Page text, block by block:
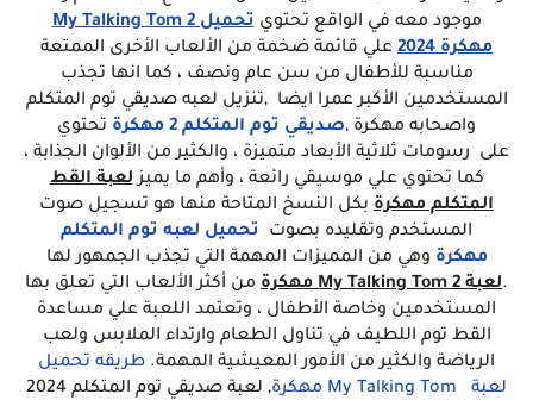
موجود معه في الواقع تحتوي
تحميل My Talking Tom 2
مهكرة 2024
علي قائمة ضخمة من الألعاب الأخرى الممتعة
مناسبة للأطفال من سن عام ونصف ، كما انها تجذب
المستخدمين الأكبر عمرا ايضا ,تنزيل لعبه صديقي توم المتكلم
واصحابه مهكرة ,صديقي توم المتكلم 2 مهكرة
تحتوي
على رسومات ثلاثية الأبعاد متميزة ، والكثير من الألوان الجذابة ،
كما تحتوي علي موسيقي رائعة ، وأهم ما يميزلعبة القط
المتكلم مهكرة بكل النسخ المتاحة منها هو تسجيل صوت
المستخدم وتقليده بصوت
تحميل لعبه توم المتكلم
مهكرة وهي من المميزات المهمة التي تجذب الجمهور لها
.لعبة My Talking Tom 2 مهكرة
من أكثر الألعاب التي تعلق بها
المستخدمين وخاصة الأطفال ، وتعتمد اللعبة علي مساعدة
القط توم اللطيف في تناول الطعام وارتداء الملابس ولعب
الرياضة والكثير من الأمور المعيشية المهمة. طريقه تحميل
لعبة My Talking Tom مهكرة
, لعبة صديقي توم المتكلم 2024